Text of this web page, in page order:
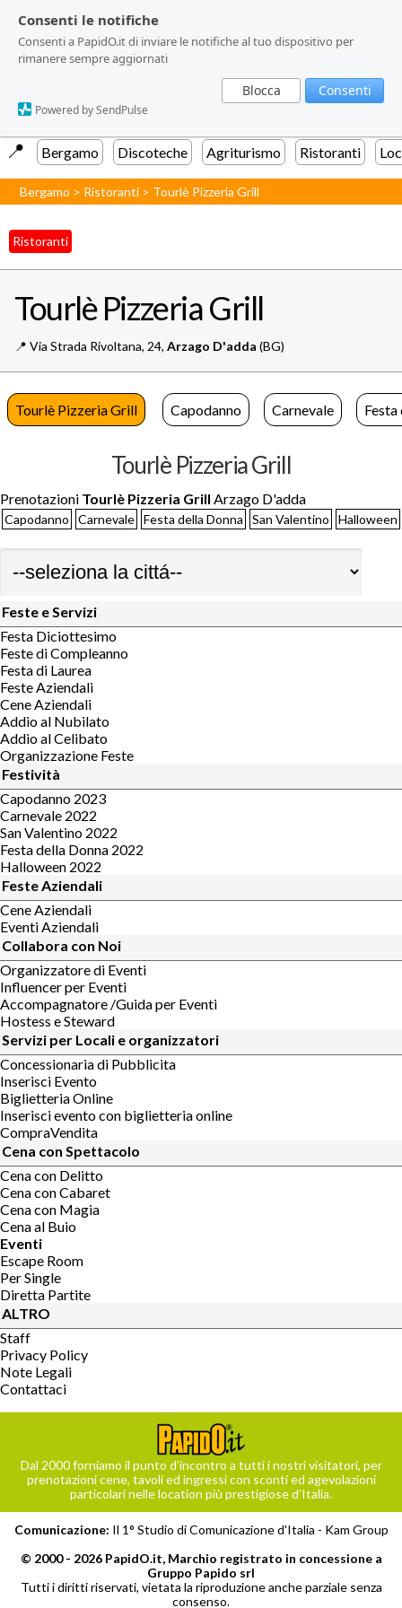
Consenti le notifiche
Consenti a PapidO.it di inviare le notifiche al tuo dispositivo per
rimanere sempre aggiornati
Blocca Consenti
Powered by SendPulse
Consenti le notifiche
Consenti a PapidO.it di inviare le notifiche al tuo dispositivo per
rimanere sempre aggiornati
Blocca Consenti
Powered by SendPulse
📍️ Bergamo Discoteche Agriturismo Ristoranti
Bergamo > Ristoranti > Tourlè Pizzeria Grill
Ristoranti
Tourlè Pizzeria Grill
📍️ Via Strada Rivoltana, 24, Arzago D'adda (BG)
Tourlè Pizzeria Grill Capodanno Carnevale Festa
Tourlè Pizzeria Grill
Prenotazioni Tourlè Pizzeria Grill Arzago D'adda
Capodanno Carnevale Festa della Donna San Valentino Halloween
Feste e Servizi
Festa Diciottesimo
Feste di Compleanno
Festa di Laurea
Feste Aziendali
Cene Aziendali
Addio al Nubilato
Addio al Celibato
Organizzazione Feste
Festività
Capodanno 2023
Carnevale 2022
San Valentino 2022
Festa della Donna 2022
Halloween 2022
Feste Aziendali
Cene Aziendali
Eventi Aziendali
Collabora con Noi
Organizzatore di Eventi
Influencer per Eventi
Accompagnatore /Guida per Eventi
Hostess e Steward
Servizi per Locali e organizzatori
Concessionaria di Pubblicita
Inserisci Evento
Biglietteria Online
Inserisci evento con biglietteria online
CompraVendita
Cena con Spettacolo
Cena con Delitto
Cena con Cabaret
Cena con Magia
Cena al Buio
Eventi
Escape Room
Per Single
Diretta Partite
ALTRO
Staff
Privacy Policy
Note Legali
Contattaci
Dal 2000 forniamo il punto d’incontro a tutti i nostri visitatori, per
prenotazioni cene, tavoli ed ingressi con sconti ed agevolazioni
particolari nelle location più prestigiose d’Italia.
Comunicazione: Il 1° Studio di Comunicazione d'Italia - Kam Group
© 2000 - 2026 PapidO.it, Marchio registrato in concessione a
Gruppo Papido srl
Tutti i diritti riservati, vietata la riproduzione anche parziale senza
consenso.